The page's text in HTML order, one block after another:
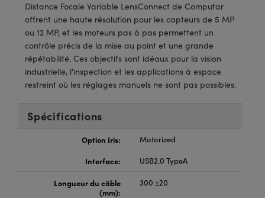
: Microscopie
: Caméras
Gratings™
Optiques de SCHOTT
Distance Focale Variable LensConnect de Computar
offrent une haute résolution pour les capteurs de 5 MP
ou 12 MP, et les moteurs pas à pas permettent un
contrôle précis de la mise au point et une grande
répétabilité. Ces objectifs sont idéaux pour la vision
industrielle, l'inspection et les applications à espace
restreint où les réglages manuels ne sont pas possibles.
Spécifications
Option Iris:
Motorized
Interface:
USB2.0 TypeA
Longueur du câble
(mm):
300 ±20